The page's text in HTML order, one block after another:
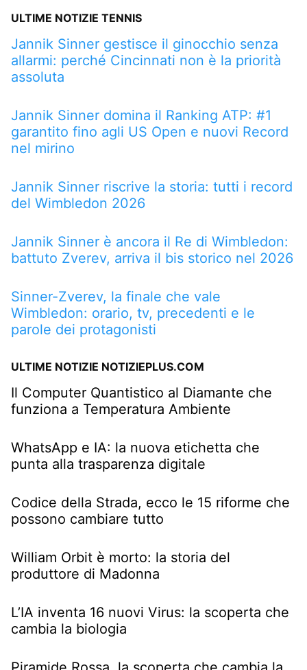
ULTIME NOTIZIE TENNIS
Jannik Sinner gestisce il ginocchio senza
allarmi: perché Cincinnati non è la priorità
assoluta
Jannik Sinner domina il Ranking ATP: #1
garantito fino agli US Open e nuovi Record
nel mirino
Jannik Sinner riscrive la storia: tutti i record
del Wimbledon 2026
Jannik Sinner è ancora il Re di Wimbledon:
battuto Zverev, arriva il bis storico nel 2026
Sinner-Zverev, la finale che vale
Wimbledon: orario, tv, precedenti e le
parole dei protagonisti
ULTIME NOTIZIE NOTIZIEPLUS.COM
Il Computer Quantistico al Diamante che
funziona a Temperatura Ambiente
WhatsApp e IA: la nuova etichetta che
punta alla trasparenza digitale
Codice della Strada, ecco le 15 riforme che
possono cambiare tutto
William Orbit è morto: la storia del
produttore di Madonna
L’IA inventa 16 nuovi Virus: la scoperta che
cambia la biologia